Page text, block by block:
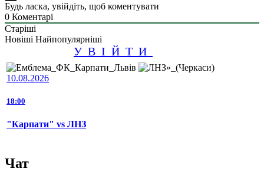
Будь ласка, увійдіть, щоб коментувати
0 Коментарі
Старіші
Новіші Найпопулярніші
УВІЙТИ
10.08.2026
18:00
"Карпати" vs ЛНЗ
Чат